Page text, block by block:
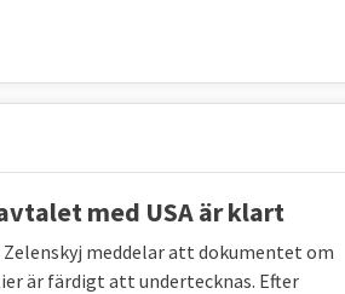
med USA är klart
meddelar att dokumentet om
är färdigt att undertecknas. Efter